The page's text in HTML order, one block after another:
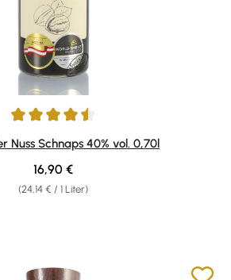
von 4.57 von 5 Sternen
Nuss Schnaps 40% vol. 0,70l
(24,14 € / 1 Liter)
Regulärer Preis:
16,90 €